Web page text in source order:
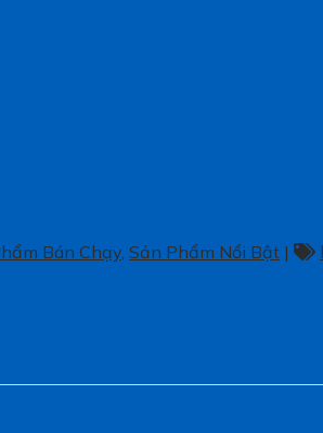
Bán Chạy, Sản Phẩm Nổi Bật |